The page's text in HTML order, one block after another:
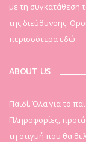
με τη συγκατάθεση
της διεύθυνσης.
περισσότερα εδώ
ABOUT US
Παιδί. Όλα για το
Πληροφορίες,
τη στιγμή που θα